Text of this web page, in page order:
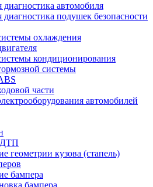
автомобиля
подушек безопасности
охлаждения
кондиционирования
системы
части
автомобилей
ДТП
геометрии кузова (стапель)
бампера
бампера